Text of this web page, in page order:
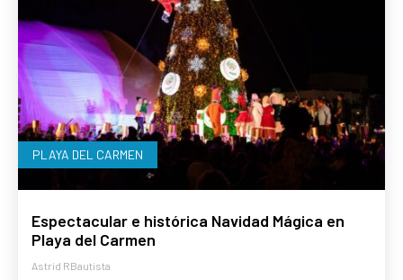
PLAYA DEL CARMEN
Espectacular e histórica Navidad Mágica en
Playa del Carmen
Astrid RBautista